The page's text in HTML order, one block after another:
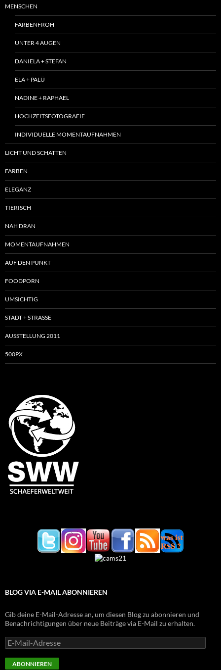
MENSCHEN
FARBENFROH
UNTER 4 AUGEN
DANIELA + STEFAN
ELA + PALÜ
NADINE + RAPHAEL
HOCHZEITSFOTOGRAFIE
INDIVIDUELLE MOMENTAUFNAHMEN
LICHT UND SCHATTEN
FARBEN
ELEGANZ
TIERISCH
NAH DRAN
MOMENTAUFNAHMEN
AUF DEN PUNKT
FOODPORN
UMSICHTIG
STADT + STRASSE
AUSSTELLUNG 2011
500PX
BLOG VIA E-MAIL ABONNIEREN
Gib deine E-Mail-Adresse an, um diesen Blog zu abonnieren und
Benachrichtigungen über neue Beiträge via E-Mail zu erhalten.
E-
Mail-
Adresse
ABONNIEREN